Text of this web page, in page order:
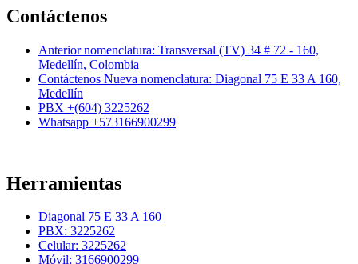
Contáctenos
Anterior nomenclatura: Transversal (TV) 34 # 72 - 160,
Medellín, Colombia
Contáctenos Nueva nomenclatura: Diagonal 75 E 33 A 160,
Medellín
PBX +(604) 3225262
Whatsapp +573166900299
Herramientas
Diagonal 75 E 33 A 160
PBX: 3225262
Celular: 3225262
Móvil: 3166900299